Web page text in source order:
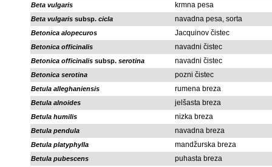
Beta vulgaris krmna pesa
Beta vulgaris subsp. cicla navadna pesa, sorta
Betonica alopecuros Jacquinov čistec
Betonica officinalis navadni čistec
Betonica officinalis subsp. serotina navadni čistec
Betonica serotina pozni čistec
Betula alleghaniensis rumena breza
Betula alnoides jelšasta breza
Betula humilis nizka breza
Betula pendula navadna breza
Betula platyphylla mandžurska breza
Betula pubescens puhasta breza